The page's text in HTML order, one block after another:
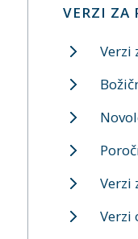
VERZI ZA
Verzi
Verzi
Verzi